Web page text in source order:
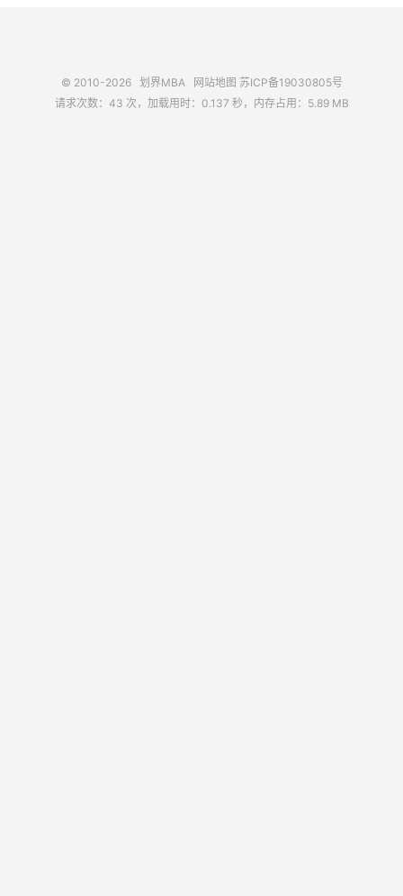
© 2010-2026 划界MBA 网站地图 苏ICP备19030805号
请求次数：43 次，加载用时：0.137 秒，内存占用：5.89 MB